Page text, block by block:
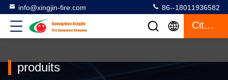
info@xingjin-fire.com 86--18011936582
Citation
produits